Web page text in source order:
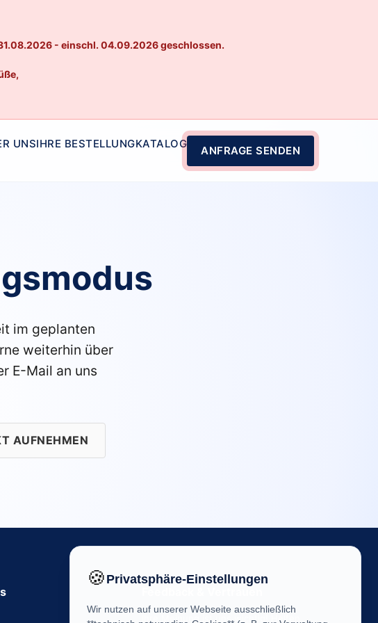
- einschl. 04.09.2026 geschlossen.
UNSIHRE BESTELLUNGKATALOG
ANFRAGE SENDEN
im geplanten
weiterhin über
E-Mail an uns
AUFNEHMEN
Ihre Meinung ist uns wichtig! Helfen
🍪Privatsphäre-Einstellungen
Wir nutzen auf unserer Webseite ausschließlich